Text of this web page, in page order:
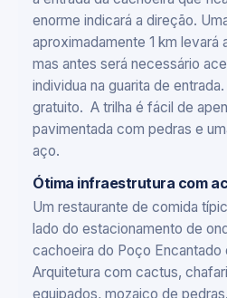
enorme indicará a direção.
aproximadamente 1 km levará
mas antes será necessário
individua na guarita de
gratuito. A trilha é fácil de
pavimentada com pedras e
aço.
Ótima infraestrutura com
Um restaurante de comida
lado do estacionamento de
cachoeira do Poço Encantado
Arquitetura com cactus,
equipados, mozaico de